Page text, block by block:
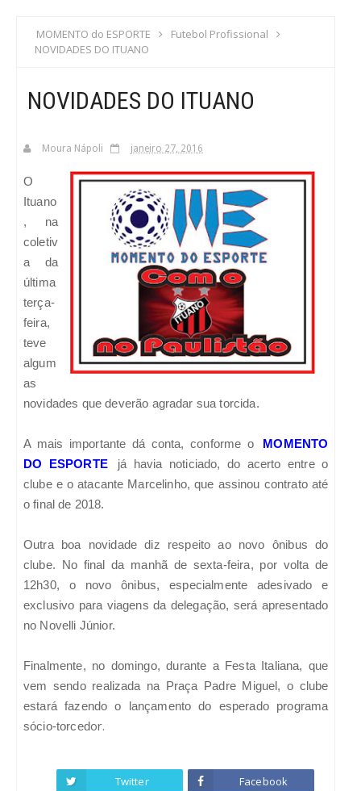
MOMENTO do ESPORTE
Futebol Profissional
NOVIDADES DO ITUANO
NOVIDADES DO ITUANO
Moura Nápoli janeiro 27, 2016
O
Ituano
, na
coletiv
a da
última
terça-
feira,
teve
algum
as
novidades que deverão agradar sua torcida.
A mais importante dá conta, conforme o
MOMENTO
DO ESPORTE
já havia noticiado, do acerto entre o
clube e o atacante Marcelinho, que assinou contrato até
o final de 2018.
Outra boa novidade diz respeito ao novo ônibus do
clube. No final da manhã de sexta-feira, por volta de
12h30, o novo ônibus, especialmente adesivado e
exclusivo para viagens da delegação, será apresentado
no Novelli Júnior.
Finalmente, no domingo, durante a Festa Italiana, que
vem sendo realizada na Praça Padre Miguel, o clube
estará fazendo o lançamento do esperado programa
sócio-torcedor.
Twitter Facebook